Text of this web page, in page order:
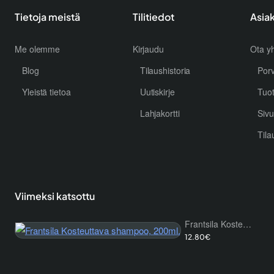
Tietoja meistä
Me olemme
Blog
Yleistä tietoa
Tilitiedot
Kirjaudu
Tilaushistoria
Uutiskirje
Lahjakortti
Ota
Viimeksi katsottu
Frantsila Kosteuttava shampoo, 200ml.
12.80€